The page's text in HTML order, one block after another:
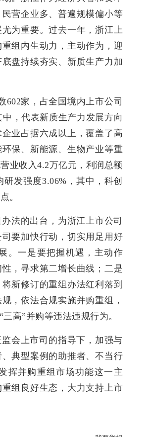
营企业多、普遍规模偏小等
为重要。过去一年，浙江上
组内生动力，主动作为，迎
盘持续夯实、新质生产力加
602家，占全国境内上市公司
，代表新质生产力发展方向
业占据六成以上，覆盖了高
保、新能源、生物产业等重
业收入4.2万亿元，利润总额
发强度3.06%，其中，科创
。
法的出台，为浙江上市公司
要加快行动，切实用足用好
。一是要把握机遇，主动作
，寻求第二增长曲线；二是
新修订的重组办法红利落到
，依法合规实施并购重组，
高”并购等违法违规行为。
会上市司的指导下，加强与
典型案例的助推者、不当行
挥并购重组市场功能这一主
组良好生态，大力支持上市